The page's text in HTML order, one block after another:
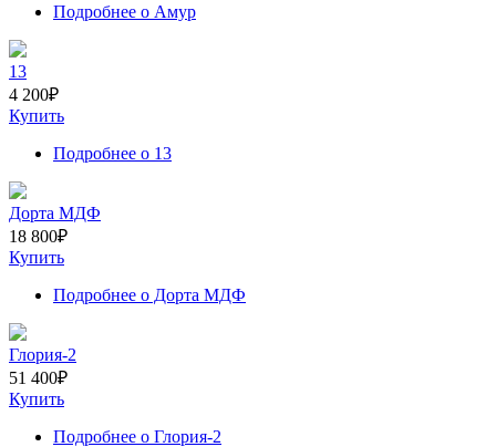
Подробнее о Амур
13
4 200₽
Купить
Подробнее о 13
Дорта МДФ
18 800₽
Купить
Подробнее о Дорта МДФ
Глория-2
51 400₽
Купить
Подробнее о Глория-2